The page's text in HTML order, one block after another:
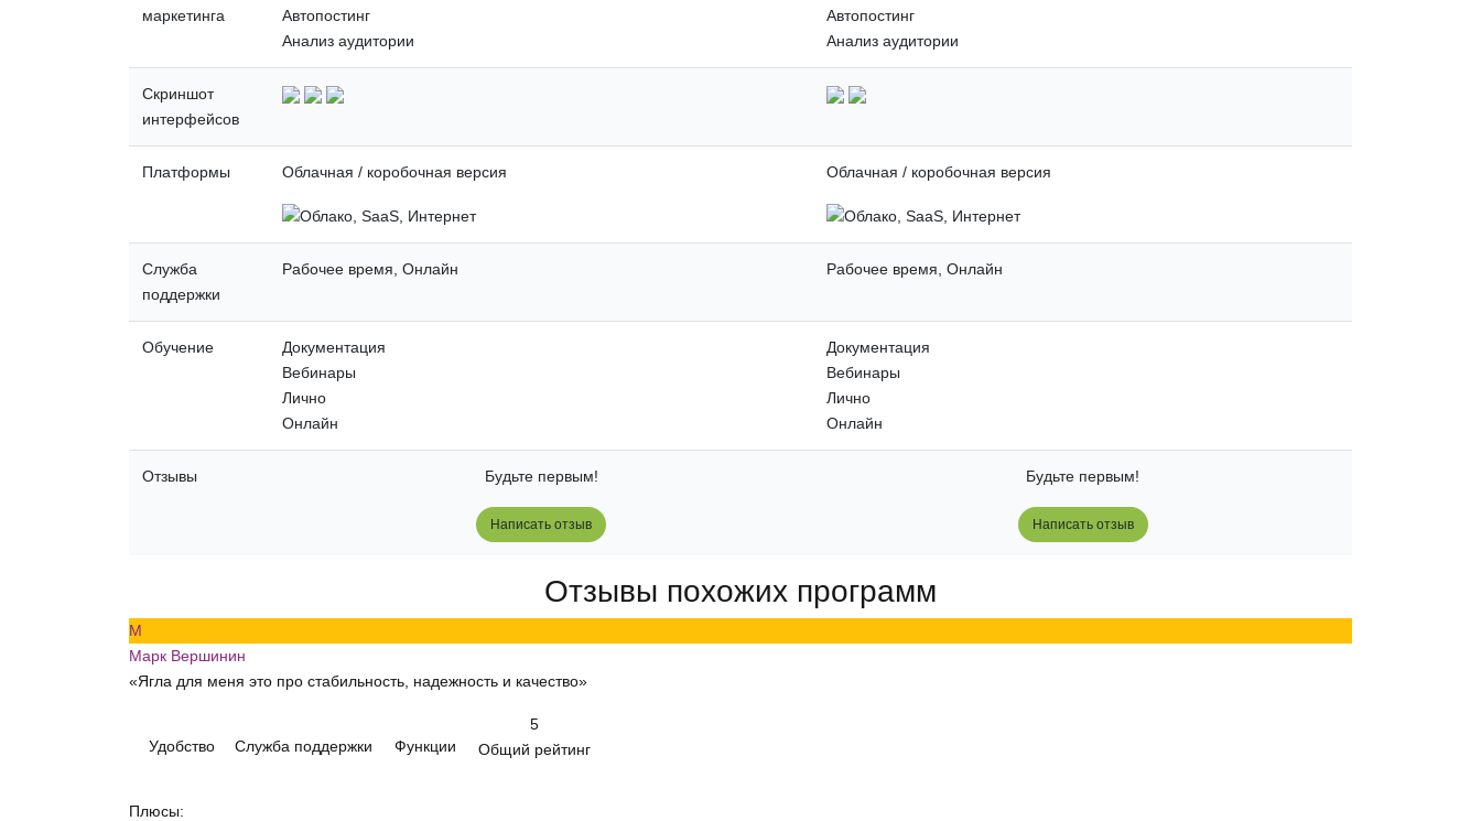
маркетинга
Автопостинг
Анализ аудитории
Автопостинг
Анализ аудитории
Скриншот
интерфейсов
Платформы Облачная / коробочная версия Облачная / коробочная версия
Служба
поддержки
Рабочее время, Онлайн Рабочее время, Онлайн
Обучение
Документация
Вебинары
Лично
Онлайн
Документация
Вебинары
Лично
Онлайн
Отзывы Будьте первым!
Написать отзыв
Будьте первым!
Написать отзыв
Отзывы похожих программ
М
Марк Вершинин
«Ягла для меня это про стабильность, надежность и качество»
Удобство Служба поддержки Функции
5
Общий рейтинг
Плюсы: